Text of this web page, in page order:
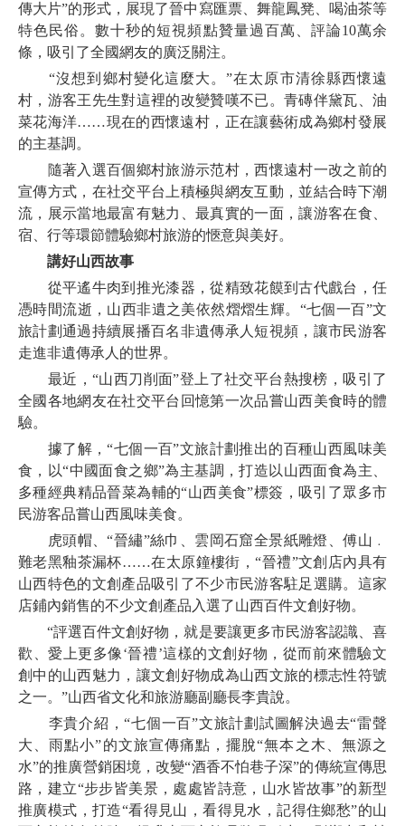
傳大片”的形式，展現了晉中寫匯票、舞龍鳳凳、喝油茶等
特色民俗。數十秒的短視頻點贊量過百萬、評論10萬余
條，吸引了全國網友的廣泛關注。
“沒想到鄉村變化這麼大。”在太原市清徐縣西懷遠
村，游客王先生對這裡的改變贊嘆不已。青磚伴黛瓦、油
菜花海洋……現在的西懷遠村，正在讓藝術成為鄉村發展
的主基調。
隨著入選百個鄉村旅游示范村，西懷遠村一改之前的
宣傳方式，在社交平台上積極與網友互動，並結合時下潮
流，展示當地最富有魅力、最真實的一面，讓游客在食、
宿、行等環節體驗鄉村旅游的愜意與美好。
講好山西故事
從平遙牛肉到推光漆器，從精致花饃到古代戲台，任
憑時間流逝，山西非遺之美依然熠熠生輝。“七個一百”文
旅計劃通過持續展播百名非遺傳承人短視頻，讓市民游客
走進非遺傳承人的世界。
最近，“山西刀削面”登上了社交平台熱搜榜，吸引了
全國各地網友在社交平台回憶第一次品嘗山西美食時的體
驗。
據了解，“七個一百”文旅計劃推出的百種山西風味美
食，以“中國面食之鄉”為主基調，打造以山西面食為主、
多種經典精品晉菜為輔的“山西美食”標簽，吸引了眾多市
民游客品嘗山西風味美食。
虎頭帽、“晉繡”絲巾、雲岡石窟全景紙雕燈、傅山﹒
難老黑釉茶漏杯……在太原鐘樓街，“晉禮”文創店內具有
山西特色的文創產品吸引了不少市民游客駐足選購。這家
店鋪內銷售的不少文創產品入選了山西百件文創好物。
“評選百件文創好物，就是要讓更多市民游客認識、喜
歡、愛上更多像‘晉禮’這樣的文創好物，從而前來體驗文
創中的山西魅力，讓文創好物成為山西文旅的標志性符號
之一。”山西省文化和旅游廳副廳長李貴說。
李貴介紹，“七個一百”文旅計劃試圖解決過去“雷聲
大、雨點小”的文旅宣傳痛點，擺脫“無本之木、無源之
水”的推廣營銷困境，改變“酒香不怕巷子深”的傳統宣傳思
路，建立“步步皆美景，處處皆詩意，山水皆故事”的新型
推廣模式，打造“看得見山，看得見水，記得住鄉愁”的山